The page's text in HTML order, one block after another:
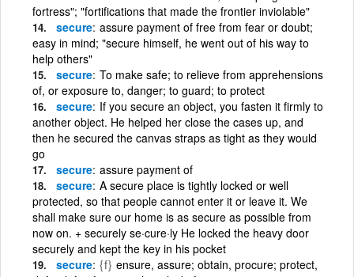
fortress"; "fortifications that made the frontier inviolable"
secure assure payment of free from fear or doubt;
easy in mind; "secure himself, he went out of his way to
help others"
secure To make safe; to relieve from apprehensions
of, or exposure to, danger; to guard; to protect
secure If you secure an object, you fasten it firmly to
another object. He helped her close the cases up, and
then he secured the canvas straps as tight as they would
go
secure assure payment of
secure A secure place is tightly locked or well
protected, so that people cannot enter it or leave it. We
shall make sure our home is as secure as possible from
now on. + securely se·cure·ly He locked the heavy door
securely and kept the key in his pocket
secure {f} ensure, assure; obtain, procure; protect,